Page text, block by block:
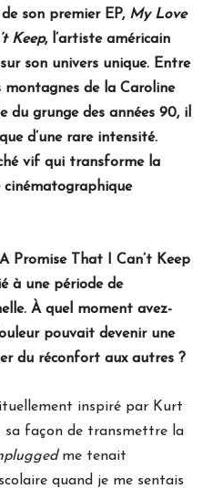
son premier EP, My Love
Keep, l’artiste américain
son univers unique. Entre
montagnes de la Caroline
grunge des années 90, il
d’une rare intensité.
vif qui transforme la
cinématographique
Promise That I Can’t Keep
à une période de
À quel moment avez-
pouvait devenir une
du réconfort aux autres ?
inspiré par Kurt
sa façon de transmettre la
me tenait
quand je me sentais